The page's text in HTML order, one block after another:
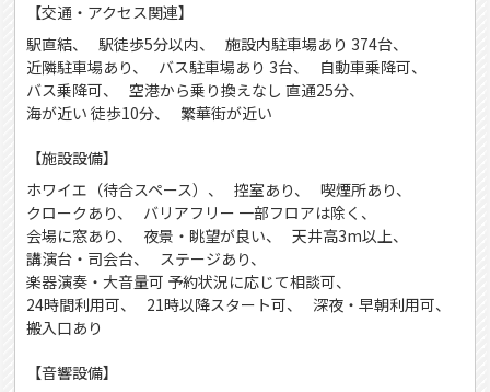
【交通・アクセス関連】
駅直結
駅徒歩5分以内
施設内駐車場あり 374台
近隣駐車場あり
バス駐車場あり 3台
自動車乗降可
バス乗降可
空港から乗り換えなし 直通25分
海が近い 徒歩10分
繁華街が近い
【施設設備】
ホワイエ（待合スペース）
控室あり
喫煙所あり
クロークあり
バリアフリー 一部フロアは除く
会場に窓あり
夜景・眺望が良い
天井高3m以上
講演台・司会台
ステージあり
楽器演奏・大音量可 予約状況に応じて相談可
24時間利用可
21時以降スタート可
深夜・早朝利用可
搬入口あり
【音響設備】